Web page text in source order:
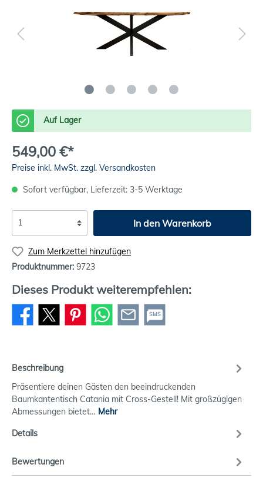
Auf Lager
549,00 €*
Preise inkl. MwSt. zzgl. Versandkosten
Sofort verfügbar, Lieferzeit: 3-5 Werktage
In den Warenkorb
Zum Merkzettel hinzufügen
Produktnummer: 9723
Dieses Produkt weiterempfehlen:
SMS
Beschreibung
Präsentiere deinen Gästen den beeindruckenden
Baumkantentisch Catania mit Cross-Gestell! Mit großzügigen
Abmessungen bietet… Mehr
Details
Bewertungen